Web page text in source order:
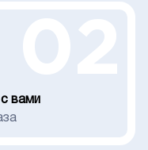
вами